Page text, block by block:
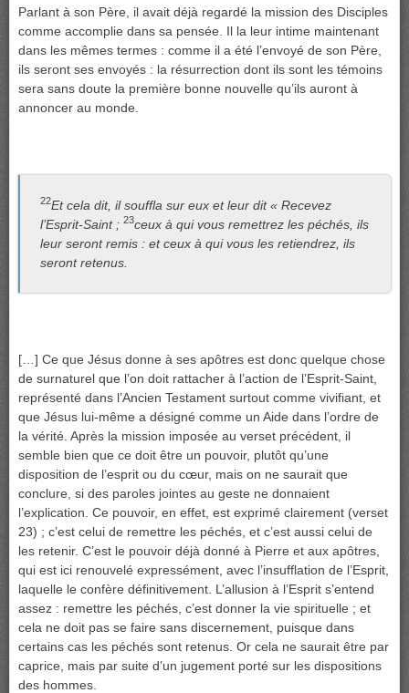
Parlant à son Père, il avait déjà regardé la mission des Disciples
comme accomplie dans sa pensée. Il la leur intime maintenant
dans les mêmes termes : comme il a été l’envoyé de son Père,
ils seront ses envoyés : la résurrection dont ils sont les témoins
sera sans doute la première bonne nouvelle qu’ils auront à
annoncer au monde.
22Et cela dit, il souffla sur eux et leur dit « Recevez
l’Esprit-Saint ;23ceux à qui vous remettrez les péchés, ils
leur seront remis : et ceux à qui vous les retiendrez, ils
seront retenus.
[…] Ce que Jésus donne à ses apôtres est donc quelque chose
de surnaturel que l’on doit rattacher à l’action de l’Esprit-Saint,
représenté dans l’Ancien Testament surtout comme vivifiant, et
que Jésus lui-même a désigné comme un Aide dans l’ordre de
la vérité. Après la mission imposée au verset précédent, il
semble bien que ce doit être un pouvoir, plutôt qu’une
disposition de l’esprit ou du cœur, mais on ne saurait que
conclure, si des paroles jointes au geste ne donnaient
l’explication. Ce pouvoir, en effet, est exprimé clairement (verset
23) ; c’est celui de remettre les péchés, et c’est aussi celui de
les retenir. C’est le pouvoir déjà donné à Pierre et aux apôtres,
qui est ici renouvelé expressément, avec l’insufflation de l’Esprit,
laquelle le confère définitivement. L’allusion à l’Esprit s’entend
assez : remettre les péchés, c’est donner la vie spirituelle ; et
cela ne doit pas se faire sans discernement, puisque dans
certains cas les péchés sont retenus. Or cela ne saurait être par
caprice, mais par suite d’un jugement porté sur les dispositions
des hommes.